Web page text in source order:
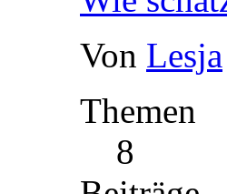
Von Lesja
Themen
8